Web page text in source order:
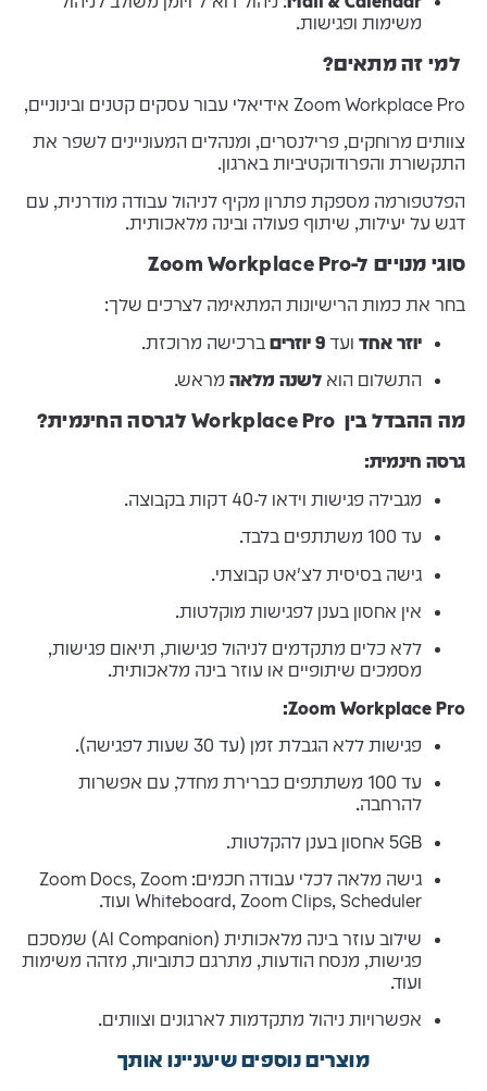
משימות ופגישות.
למי זהמתאים?
Zoom Workplace Pro אידיאלי עבור עסקים קטנים ובינוניים,
צוותים מרוחקים, פרילנסרים, ומנהלים המעוניינים לשפר את
התקשורת והפרודוקטיביות בארגון.
הפלטפורמה מספקת פתרון מקיף לניהול עבודה מודרנית, עם
דגש על יעילות, שיתוף פעולה ובינה מלאכותית.
סוגי מנויים ל-Zoom Workplace Pro
בחר את כמות הרישיונות המתאימה לצרכים שלך:
יוזר אחדועד9 יוזרים
ברכישה מרוכזת.
התשלום הוא לשנה מלאהמראש.
מה ההבדל בין Workplace Pro לגרסה החינמית?
גרסה חינמית:
מגבילה פגישות וידאו ל-40 דקות בקבוצה.
עד 100 משתתפים בלבד.
גישה בסיסית לצ'אט קבוצתי.
אין אחסון בענן לפגישות מוקלטות.
ללא כלים מתקדמים לניהול פגישות, תיאום פגישות,
מסמכים שיתופיים או עוזר בינה מלאכותית.
Zoom Workplace Pro:
פגישות ללא הגבלת זמן (עד 30 שעות לפגישה).
עד 100 משתתפים כברירת מחדל, עם אפשרות
להרחבה.
5GB אחסון בענן להקלטות.
גישה מלאה לכלי עבודה חכמים: Zoom Docs, Zoom
Whiteboard, Zoom Clips, Scheduler ועוד.
שילוב עוזר בינה מלאכותית (AI Companion) שמסכם
פגישות, מנסח הודעות, מתרגם כתוביות, מזהה משימות
ועוד.
אפשרויות ניהול מתקדמות לארגונים וצוותים.
מוצרים נוספים שיעניינו אותך